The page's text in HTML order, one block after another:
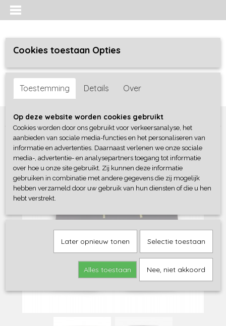
Inloggen Registreren
Home >Jongens baby>broeken>Dirkje
Cookies toestaan Opties
Toestemming Details Over
Op deze website worden cookies gebruikt
Cookies worden door ons gebruikt voor verkeersanalyse, het
aanbieden van sociale media-functies en het personaliseren van
informatie en advertenties. Daarnaast verlenen we onze sociale
media-, advertentie- en analysepartners toegang tot informatie
over hoe u onze site gebruikt. Zij kunnen deze informatie
gebruiken in combinatie met andere gegevens die zij mogelijk
hebben verzameld door uw gebruik van hun diensten of die u hen
hebt verstrekt.
Later opnieuw tonen Selectie toestaan
Alles toestaan Nee, niet akkoord